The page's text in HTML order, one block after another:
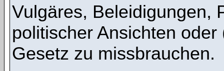
Vulgäres, Beleidigungen,
politischer Ansichten
Gesetz zu missbrauchen.